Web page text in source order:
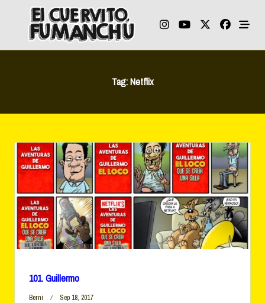
content
Tag:Netflix
101. Guillermo
Berni Sep 18, 2017